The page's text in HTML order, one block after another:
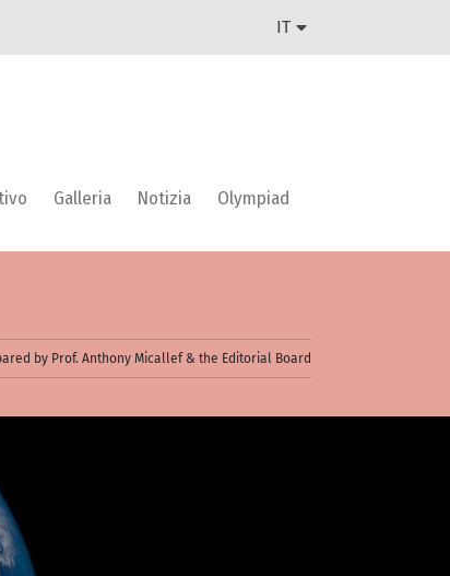
IT
Galleria Notizia Olympiad
by Prof. Anthony Micallef & the Editorial Board